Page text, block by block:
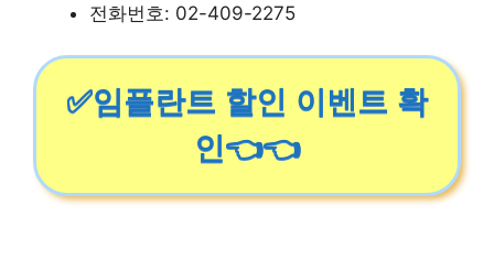
전화번호: 02-409-2275
✅임플란트 할인 이벤트 확
인👈👈